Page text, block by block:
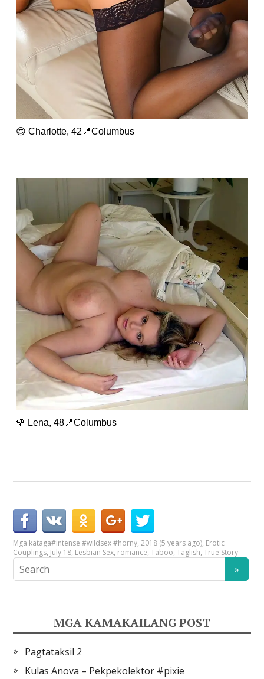
😍 Charlotte, 42📍Columbus
🌹 Lena, 48📍Columbus
Mga kataga#intense #wildsex #horny,2018 (5 years ago), Erotic
Couplings, July 18, Lesbian Sex, romance,Taboo,Taglish,True Story
MGA KAMAKAILANG POST
Pagtataksil 2
Kulas Anova – Pekpekolektor #pixie